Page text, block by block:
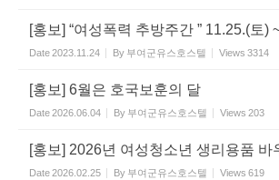
[홍보] “여성폭력 추방주간 ” 11.25.(토)
Date2023.11.24 By 부여군유스호스텔 Views 3314
[홍보] 6월은 호국보훈의 달
Date2026.06.04 By 부여군유스호스텔 Views 203
[홍보] 2026년 여성청소년 생리용품 바
Date2026.02.25 By 부여군유스호스텔 Views 619